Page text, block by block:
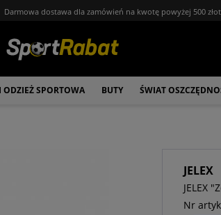
Darmowa dostawa dla zamówień na kwotę powyżej 500
ODZIEŻ SPORTOWA BUTY ŚWIAT
JELEX
JELEX
Nr